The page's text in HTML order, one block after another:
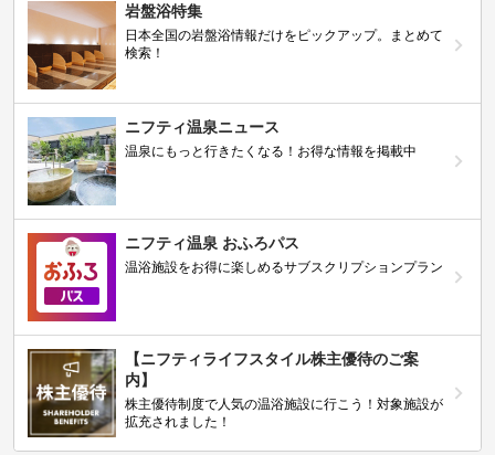
岩盤浴特集
日本全国の岩盤浴情報だけをピックアップ。まとめて
検索！
ニフティ温泉ニュース
温泉にもっと行きたくなる！お得な情報を掲載中
ニフティ温泉 おふろパス
温浴施設をお得に楽しめるサブスクリプションプラン
【ニフティライフスタイル株主優待のご案
内】
株主優待制度で人気の温浴施設に行こう！対象施設が
拡充されました！